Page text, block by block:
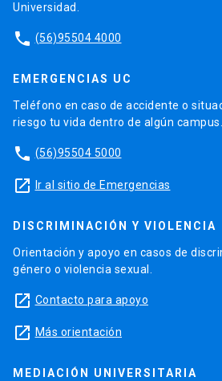
Universidad.
phone (56)95504 4000
EMERGENCIAS UC
Teléfono en caso de accidente o
riesgo tu vida dentro de algún campus.
phone (56)95504 5000
launch Ir al sitio de Emergencias
DISCRIMINACIÓN Y VIOLENCIA
Orientación y apoyo en casos de
género o violencia sexual.
launch Contacto para apoyo
launch Más orientación
MEDIACIÓN UNIVERSITARIA